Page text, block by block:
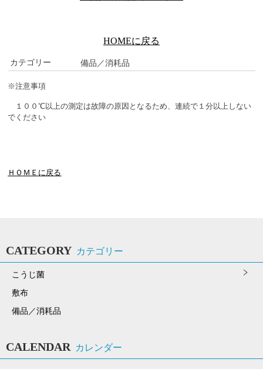
HOMEに戻る
カテゴリー 備品／消耗品
※注意事項
１００℃以上の測定は故障の原因となるため、連続で１分以上しない
でください
ＨＯＭＥに戻る
CATEGORY カテゴリー
こうじ菌
敷布
備品／消耗品
CALENDAR カレンダー